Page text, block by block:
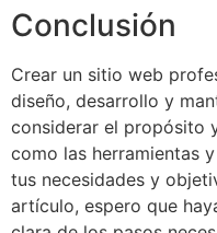
Conclusión
Crear un sitio web
diseño, desarrollo y
considerar el propósito
como las herramientas
tus necesidades y
artículo, espero que